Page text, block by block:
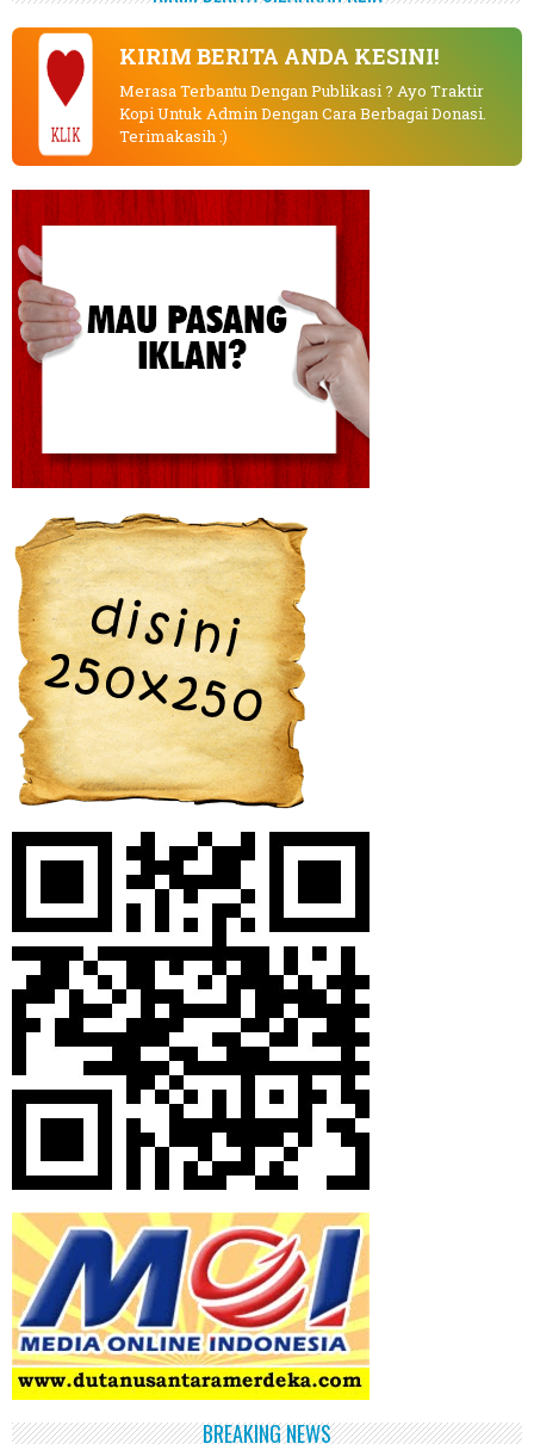
KLIK
KIRIM BERITA ANDA KESINI!
Merasa Terbantu Dengan Publikasi ? Ayo Traktir
Kopi Untuk Admin Dengan Cara Berbagai Donasi.
Terimakasih :)
BREAKING NEWS